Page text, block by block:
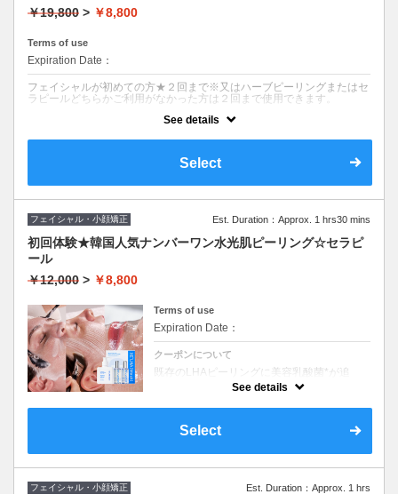
￥19,800 > ￥8,800
Terms of use
Expiration Date：
フェイシャルが初めての方★２回まで※又はハーブピーリングまたはセ
ラピールどちらかご利用がなかった方は２回まで使用できます。
ターンオーバーを促進するハーブピーリングor乳酸菌入り韓国人気ナン
バーワンのセラピール(どちらも通常11000円)にセルキュアでのイオン
クレンジング+エレクトロポレーション+選べる美容液導入(通常8800円)
まで使用可能です！ぜひどちらのピーリングもお試しいただけたら良い
と思います♪
See details
Select
フェイシャル・小顔矯正 Est. Duration：Approx. 1 hrs30 mins
初回体験★韓国人気ナンバーワン水光肌ピーリング☆セラピ
ール
￥12,000 > ￥8,800
Terms of use
Expiration Date：
クーポンについて
既存のLHAピーリングに美容乳酸菌*が追
加！今までのハリ・ツヤ効果はもちろん、ニ
さらにUP！ *乳酸桿菌。大磯初上陸セラピー
See details
Select
フェイシャル・小顔矯正 Est. Duration：Approx. 1 hrs